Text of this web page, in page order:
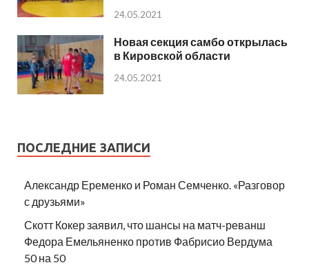
24.05.2021
Новая секция самбо открылась
в Кировской области
24.05.2021
ПОСЛЕДНИЕ ЗАПИСИ
Александр Еременко и Роман Семченко. «Разговор
с друзьями»
Скотт Кокер заявил, что шансы на матч-реванш
Федора Емельяненко против Фабрисио Вердума
50 на 50